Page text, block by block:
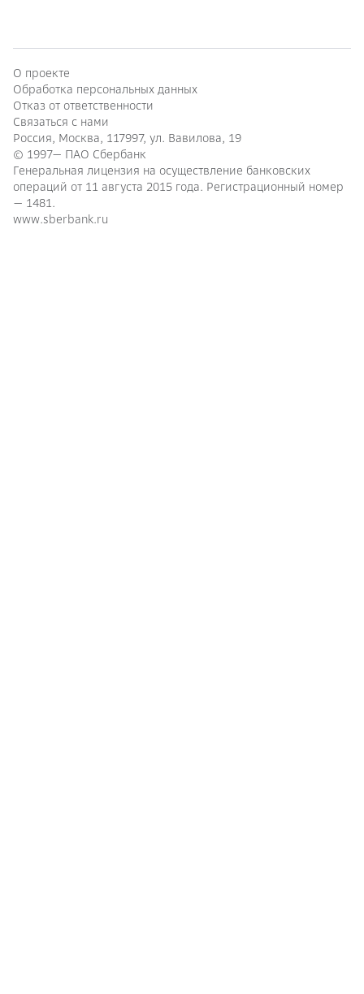
О проекте
Обработка персональных данных
Отказ от ответственности
Связаться с нами
Россия, Москва, 117997, ул. Вавилова, 19
© 1997— ПАО Сбербанк
Генеральная лицензия на осуществление банковских
операций от 11 августа 2015 года. Регистрационный номер
— 1481.
www.sberbank.ru